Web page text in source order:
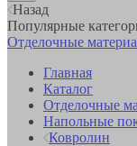
Назад
Популярные
Отделочные
Главная
Каталог
Отделочные
Напольные
Ковролин